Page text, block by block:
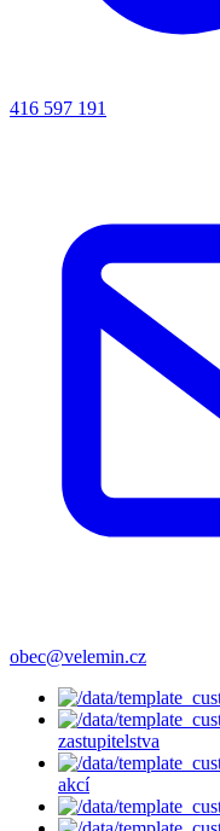
416 597 191
obec@velemin.cz
zastupitelstva
akcí